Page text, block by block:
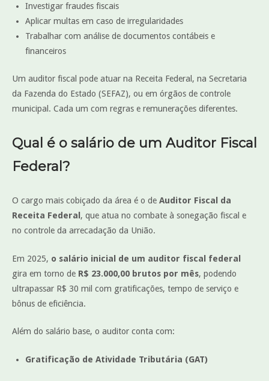
Investigar fraudes fiscais
Aplicar multas em caso de irregularidades
Trabalhar com análise de documentos contábeis e
financeiros
Um auditor fiscal pode atuar na Receita Federal, na Secretaria
da Fazenda do Estado (SEFAZ), ou em órgãos de controle
municipal. Cada um com regras e remunerações diferentes.
Qual é o salário de um Auditor Fiscal
Federal?
O cargo mais cobiçado da área é o de Auditor Fiscal da
Receita Federal , que atua no combate à sonegação fiscal e
no controle da arrecadação da União.
Em 2025, o salário inicial de um auditor fiscal federal
gira em torno de R$ 23.000,00 brutos por mês, podendo
ultrapassar R$ 30 mil com gratificações, tempo de serviço e
bônus de eficiência.
Além do salário base, o auditor conta com:
Gratificação de Atividade Tributária (GAT)